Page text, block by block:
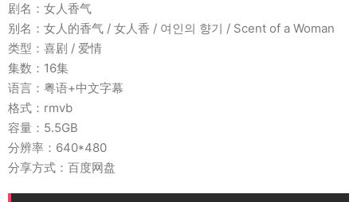
剧名：女人香气
别名：女人的香气 / 女人香 / 여인의 향기 / Scent of a Woman
类型：喜剧 / 爱情
集数：16集
语言：粤语+中文字幕
格式：rmvb
容量：5.5GB
分辨率：640*480
分享方式：百度网盘